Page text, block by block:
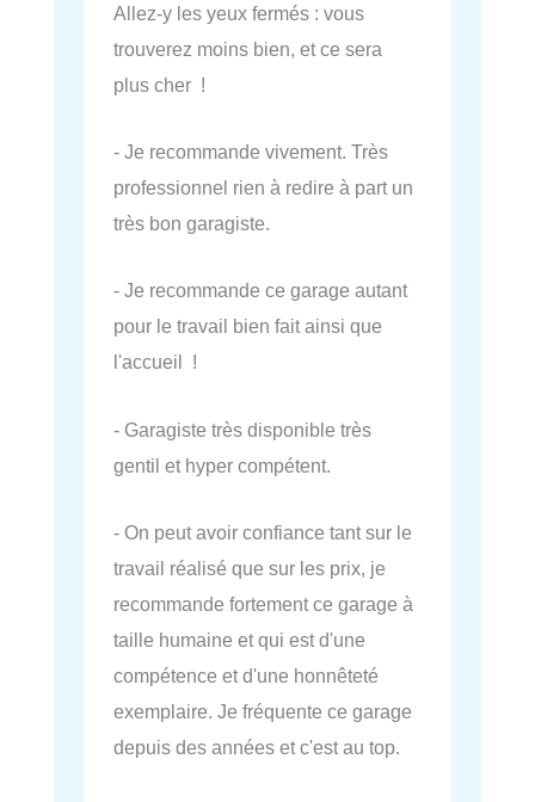
Allez-y les yeux fermés : vous
trouverez moins bien, et ce sera
plus cher !
- Je recommande vivement. Très
professionnel rien à redire à part un
très bon garagiste.
- Je recommande ce garage autant
pour le travail bien fait ainsi que
l'accueil !
- Garagiste très disponible très
gentil et hyper compétent.
- On peut avoir confiance tant sur le
travail réalisé que sur les prix, je
recommande fortement ce garage à
taille humaine et qui est d'une
compétence et d'une honnêteté
exemplaire. Je fréquente ce garage
depuis des années et c'est au top.